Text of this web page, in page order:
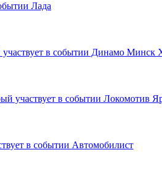
Лада
Динамо Минск
Локомотив
Автомобилист